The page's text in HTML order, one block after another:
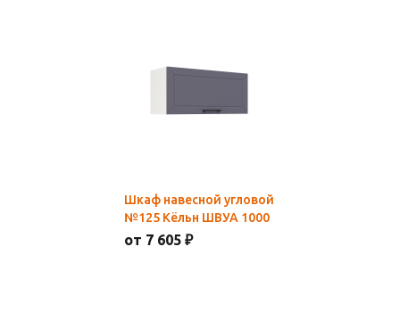
Шкаф навесной угловой
№125 Кёльн ШВУА 1000
от 7 605 ₽